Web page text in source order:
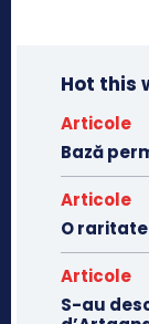
Hot this
Articole
Bază
Articole
O
Articole
S-au